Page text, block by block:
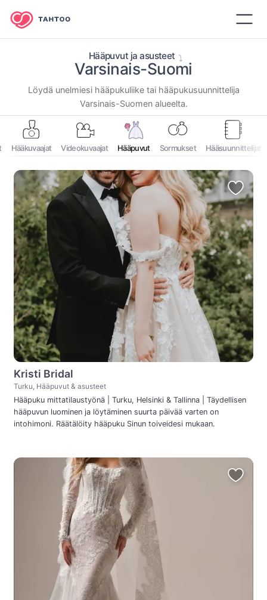
Hääpuvut ja asusteet
Varsinais-Suomi
⁨Löydä unelmiesi hääpukuliike tai hääpukusuunnittelija
⁨Varsinais-Suomen⁩ alueelta.⁩
Hääkuvaajat Videokuvaajat Hääpuvut Sormukset Hääsuunnittelijat
Kristi Bridal
Turku, Hääpuvut & asusteet
Hääpuku mittatilaustyönä | Turku, Helsinki & Tallinna | Täydellisen
hääpuvun luominen ja löytäminen suurta päivää varten on
intohimoni. Räätälöity hääpuku Sinun toiveidesi mukaan.